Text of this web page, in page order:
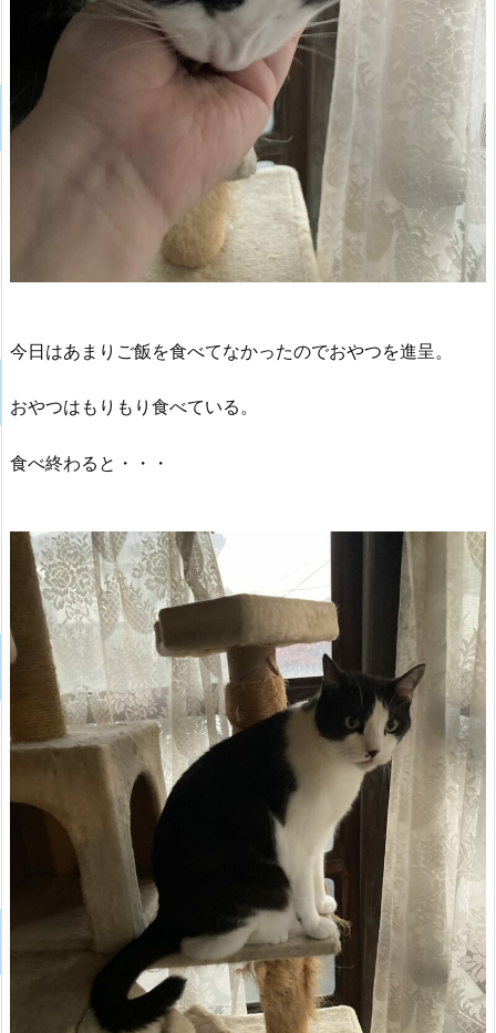
今日はあまりご飯を食べてなかったのでおやつを進呈。
おやつはもりもり食べている。
食べ終わると・・・